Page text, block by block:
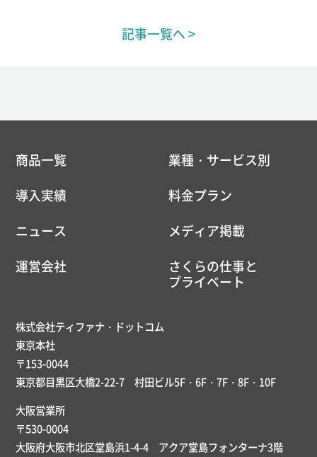
記事一覧へ >
商品一覧
業種・サービス別
導入実績
料金プラン
ニュース
メディア掲載
運営会社
さくらの仕事と
プライベート
株式会社ティファナ・ドットコム
東京本社
〒153-0044
東京都目黒区大橋2-22-7 村田ビル5F・6F・7F・8F・10F
大阪営業所
〒530-0004
大阪府大阪市北区堂島浜1-4-4 アクア堂島フォンターナ3階